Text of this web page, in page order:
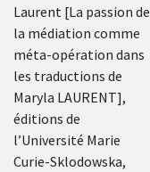
Laurent [La passion de
la médiation comme
méta-opération dans
les traductions de
Maryla LAURENT],
éditions de
l’Université Marie
Curie-Sklodowska,